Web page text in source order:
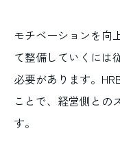
モチベーションを向
て整備していくには
必要があります。
ことで、経営側との
す。